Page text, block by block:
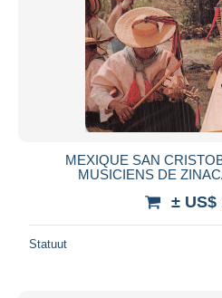
MEXIQUE SAN
MUSICIENS DE
± US$
Statuut